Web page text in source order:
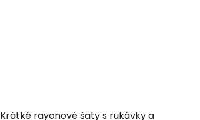
Krátké rayonové šaty s rukávky a